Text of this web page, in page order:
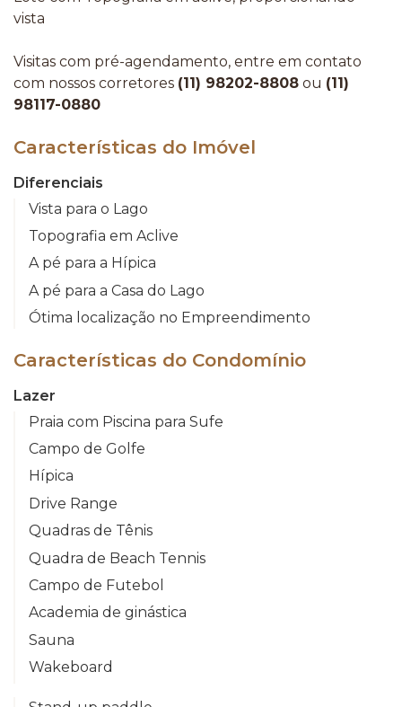
vista
Visitas com pré-agendamento, entre em contato
com nossos corretores (11) 98202-8808 ou (11)
98117-0880
Características do Imóvel
Diferenciais
Vista para o Lago
Topografia em Aclive
A pé para a Hípica
A pé para a Casa do Lago
Ótima localização no Empreendimento
Características do Condomínio
Lazer
Praia com Piscina para Sufe
Campo de Golfe
Hípica
Drive Range
Quadras de Tênis
Quadra de Beach Tennis
Campo de Futebol
Academia de ginástica
Sauna
Wakeboard